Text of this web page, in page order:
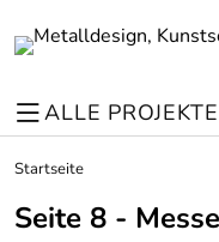
ALLE PROJEKTE
Startseite
Seite 8 -